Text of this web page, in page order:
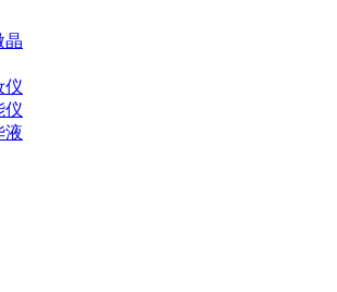
晶
仪
仪
液